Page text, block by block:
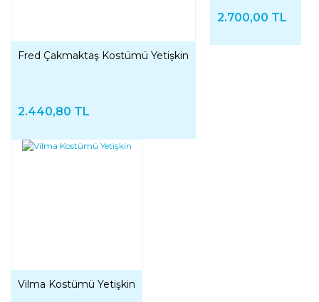
Fred Çakmaktaş Kostümü Yetişkin
2.440,80 TL
2.700,00 TL
Vilma Kostümü Yetişkin